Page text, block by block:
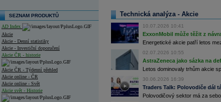
SEZNAM PRODUKTŮ
AD Index
Akcie
Akcie - Denní statistiky
Akcie - Investiční doporučení
Akcie ČR - historie
Akcie ČR - Týdenní přehled
Akcie online - ČR
Akcie online - Svět
Akcie svět - Historie
Technická analýza - Akcie
10.07.2026 10:41
ExxonMobil může těžit z
Energetické akcie patří letos
02.07.2026 10:55
AstraZeneca jako sázka na
Letos dominovaly trhům akcie
30.06.2026 16:39
Traders Talk: Polovodiče dál
Polovodičový sektor má za